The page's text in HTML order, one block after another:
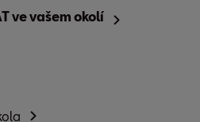
ve vašem okolí